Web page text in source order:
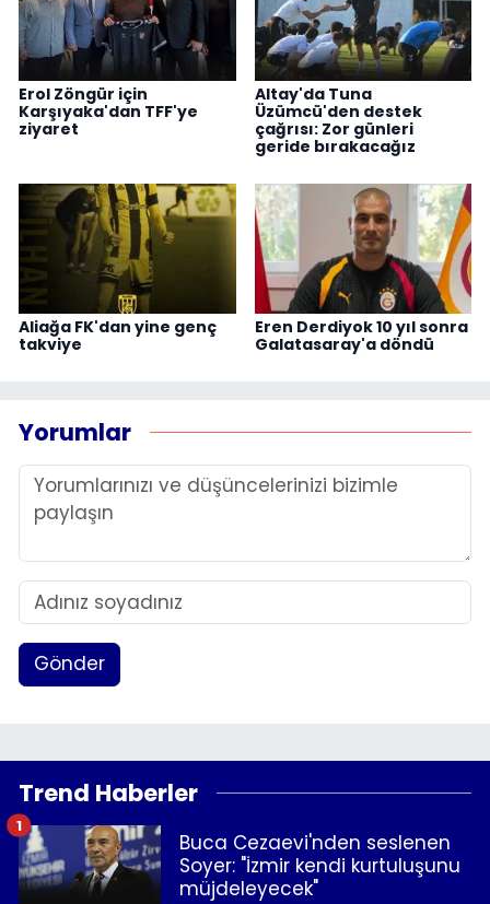
Erol Zöngür için
Karşıyaka'dan TFF'ye
ziyaret
Altay'da Tuna
Üzümcü'den destek
çağrısı: Zor günleri
geride bırakacağız
Aliağa FK'dan yine genç
takviye
Eren Derdiyok 10 yıl sonra
Galatasaray'a döndü
Yorumlar
Gönder
Trend Haberler
Buca Cezaevi'nden seslenen
Soyer: "İzmir kendi kurtuluşunu
müjdeleyecek"
1